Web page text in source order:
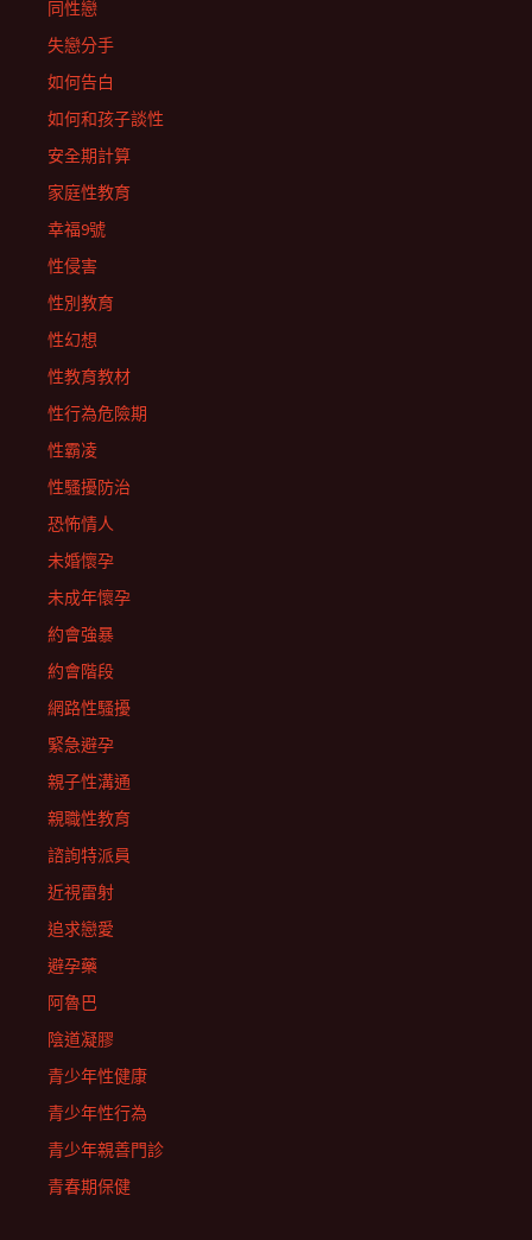
同性戀
失戀分手
如何告白
如何和孩子談性
安全期計算
家庭性教育
幸福9號
性侵害
性別教育
性幻想
性教育教材
性行為危險期
性霸凌
性騷擾防治
恐怖情人
未婚懷孕
未成年懷孕
約會強暴
約會階段
網路性騷擾
緊急避孕
親子性溝通
親職性教育
諮詢特派員
近視雷射
追求戀愛
避孕藥
阿魯巴
陰道凝膠
青少年性健康
青少年性行為
青少年親善門診
青春期保健